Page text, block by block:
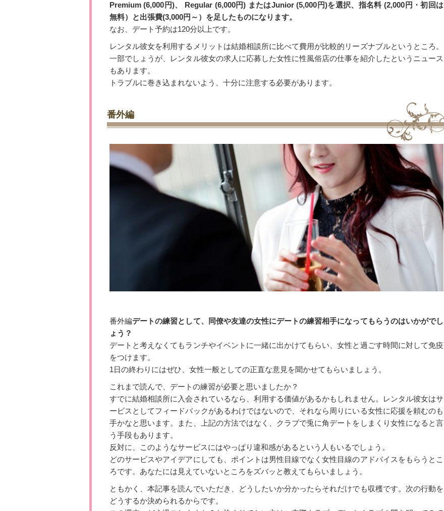
Premium (6,000円)、 Regular (6,000円) またはJunior (5,000円)を選択、指名料 (2,000円・初回は
無料）と出張費(3,000円～）を足したものになります。
なお、デート予約は120分以上です。
レンタル彼女を利用するメリットは結婚相談所に比べて費用が比較的リーズナブルというところ。
一部でしょうが、レンタル彼女の求人に応募した女性に性風俗店の仕事を紹介したというニュース
もあります。
トラブルに巻き込まれないよう、十分に注意する必要があります。
番外編
番外編デートの練習として、同僚や友達の女性にデートの練習相手になってもらうのはいかがでし
ょう？
デートと考えなくてもランチやイベントに一緒に出かけてもらい、女性と過ごす時間に対して免疫
をつけます。
1日の終わりにはぜひ、女性一般としての正直な意見を聞かせてもらいましょう。
これまで読んで、デートの練習が必要と思いましたか？
すでに結婚相談所に入会されているなら、利用する価値があるかもしれません。レンタル彼女はサ
ービスとしてフィードバックがあるわけではないので、それなら周りにいる女性に応援を頼むのも
手かなと思います。また、上記の方法ではなく、クラブで兎に角デートをしまくり女性になると言
う手段もあります。
反対に、このようなサービスにはやっぱり違和感があるという人もいるでしょう。
どのサービスやアイデアにしても、ポイントは男性目線でなく女性目線のアドバイスをもらうとこ
ろです。あなたには見えていないところをズバッと教えてもらいましょう。
ともかく、本記事を読んでいただき、どうしたいか分かったらそれだけでも収穫です。次の行動を
どうするか決められるからです。